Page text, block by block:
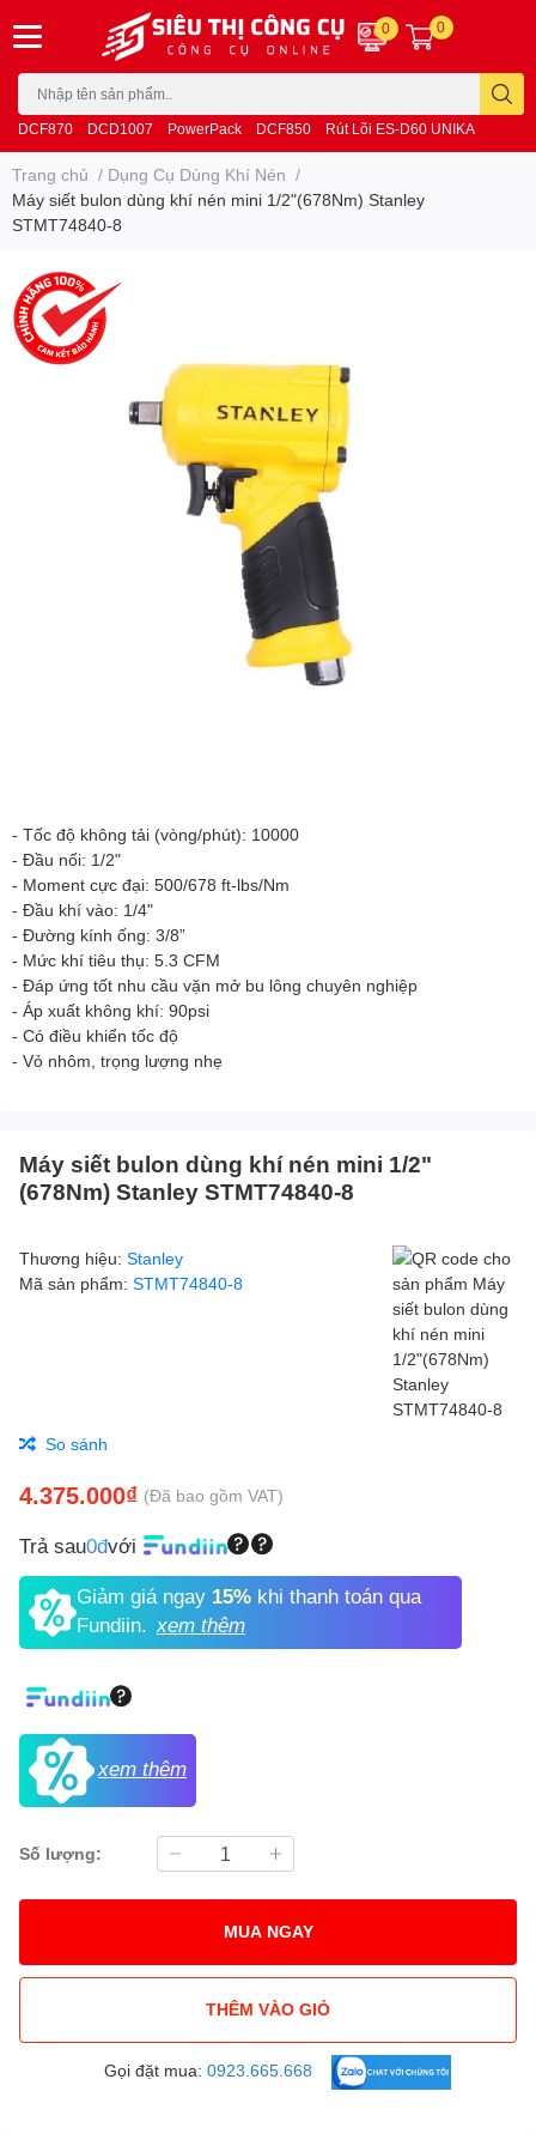
DCF870 DCD1007 PowerPack DCF850 Rút Lõi ES-D60 UNIKA
0 0
Trang chủ / Dụng Cụ Dùng Khí Nén /
Máy siết bulon dùng khí nén mini 1/2"(678Nm) Stanley
STMT74840-8
- Tốc độ không tải (vòng/phút): 10000
- Đầu nối: 1/2"
- Moment cực đại: 500/678 ft-lbs/Nm
- Đầu khí vào: 1/4"
- Đường kính ống: 3/8”
- Mức khí tiêu thụ: 5.3 CFM
- Đáp ứng tốt nhu cầu vặn mở bu lông chuyên nghiệp
- Áp xuất không khí: 90psi
- Có điều khiển tốc độ
- Vỏ nhôm, trọng lượng nhẹ
Máy siết bulon dùng khí nén mini 1/2"
(678Nm) Stanley STMT74840-8
Thương hiệu: Stanley
Mã sản phẩm: STMT74840-8
So sánh
4.375.000₫ (Đã bao gồm VAT)
Trả sau0đvới
Giảm giá ngay 15%khi thanh toán qua
Fundiin. xem thêm
xem thêm
Số lượng:
MUA NGAY
THÊM VÀO GIỎ
Gọi đặt mua: 0923.665.668